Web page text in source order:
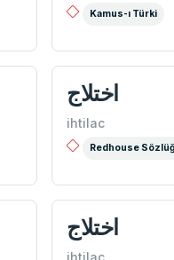
Kamus-ı Türki
اختلاج
ihtilac
Redhouse
اختلاج
ihtilac